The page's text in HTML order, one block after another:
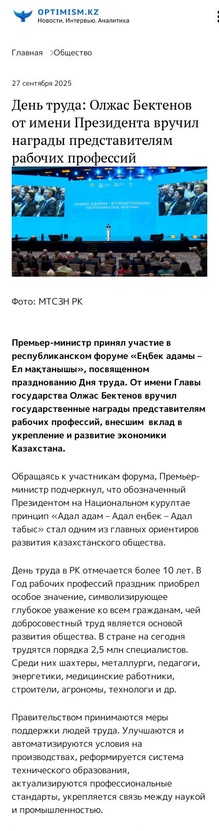
Главная Общество
27 сентября 2025
День труда: Олжас Бектенов
от имени Президента вручил
награды представителям
рабочих профессий
Фото: МТСЗН РК
Премьер-министр принял участие в
республиканском форуме «Еңбек адамы –
Ел мақтанышы», посвященном
празднованию Дня труда. От имени Главы
государства Олжас Бектенов вручил
государственные награды представителям
рабочих профессий, внесшим вклад в
укрепление и развитие экономики
Казахстана.
Обращаясь к участникам форума, Премьер-
министр подчеркнул, что обозначенный
Президентом на Национальном курултае
принцип «Адал адам – Адал еңбек – Адал
табыс» стал одним из главных ориентиров
развития казахстанского общества.
День труда в РК отмечается более 10 лет. В
Год рабочих профессий праздник приобрел
особое значение, символизирующее
глубокое уважение ко всем гражданам, чей
добросовестный труд является основой
развития общества. В стране на сегодня
трудятся порядка 2,5 млн специалистов.
Среди них шахтеры, металлурги, педагоги,
энергетики, медицинские работники,
строители, агрономы, технологи и др.
Правительством принимаются меры
поддержки людей труда. Улучшаются и
автоматизируются условия на
производствах, реформируется система
технического образования,
актуализируются профессиональные
стандарты, укрепляется связь между наукой
и промышленностью.